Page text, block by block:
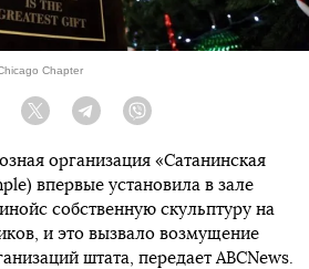
Chapter
Facebook Twitter Telegram
организация «Сатанинская
впервые установила в зале
собственную скульптуру на
и это вызвало возмущение
штата, передает ABCNews.